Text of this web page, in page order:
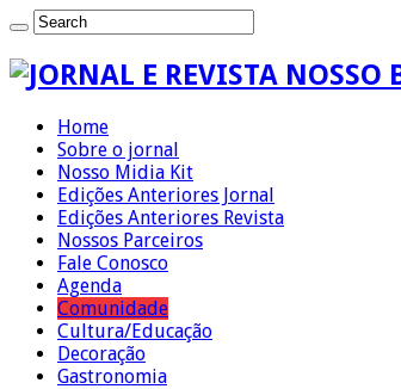
Home
Sobre o jornal
Nosso Midia Kit
Edições Anteriores Jornal
Edições Anteriores Revista
Nossos Parceiros
Fale Conosco
Agenda
Comunidade
Cultura/Educação
Decoração
Gastronomia